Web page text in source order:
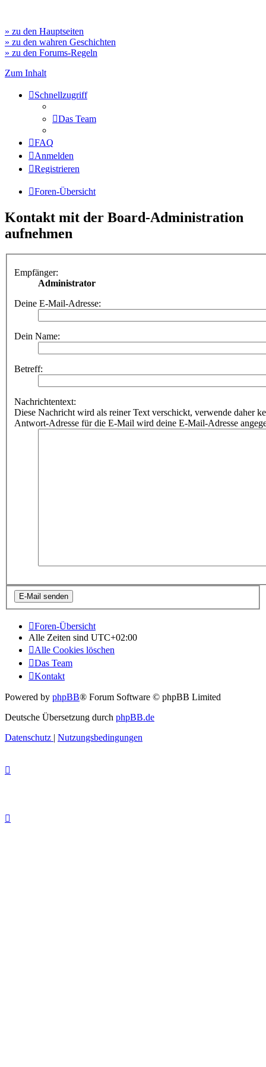
» zu den Hauptseiten
» zu den wahren Geschichten
» zu den Forums-Regeln
Zum Inhalt
Schnellzugriff
Das Team
FAQ
Anmelden
Registrieren
Foren-Übersicht
Kontakt mit der Board-Administration
aufnehmen
Empfänger:
Administrator
Deine E-Mail-Adresse:
Dein Name:
Betreff:
Nachrichtentext:
Diese Nachricht wird als reiner Text verschickt, verwende daher
Antwort-Adresse für die E-Mail wird deine E-Mail-Adresse
Foren-Übersicht
Alle Zeiten sind UTC+02:00
Alle Cookies löschen
Das Team
Kontakt
Powered by phpBB® Forum Software © phpBB Limited
Deutsche Übersetzung durch phpBB.de
Datenschutz | Nutzungsbedingungen